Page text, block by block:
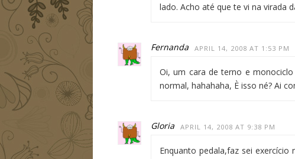
lado. Acho até que te vi na virada
Fernanda APRIL 14, 2008 AT 1:53 PM
Oi, um cara de terno e
normal, hahahaha, È isso né? Ai
Gloria APRIL 14, 2008 AT 9:38 PM
Enquanto pedala,faz sei